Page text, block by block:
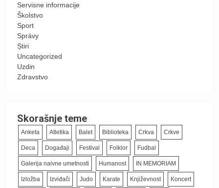
Servisne informacije
Školstvo
Sport
Správy
Știri
Uncategorized
Uzdin
Zdravstvo
Skorašnje teme
Anketa Atletika Balet Biblioteka Crkva Crkve
Deca Događaji Festival Folklor Fudbal
Galerija naivne umetnosti Humanost IN MEMORIAM
Izložba Izviđači Judo Karate Književnost Koncert